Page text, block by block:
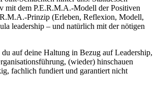
mit dem P.E.R.M.A.-Modell der Positiven
Prinzip (Erleben, Reflexion, Modell,
leadership – und natürlich mit der nötigen
auf deine Haltung in Bezug auf Leadership,
(wieder) hinschauen
fachlich fundiert und garantiert nicht